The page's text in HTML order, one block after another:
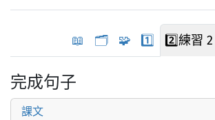
📖 🗂️ 🧩 1️⃣ 2️⃣練習 2
完成句子
課文